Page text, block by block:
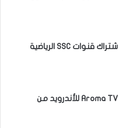
رابط تنزيل تطبيق Aroma TV للأندرويد من